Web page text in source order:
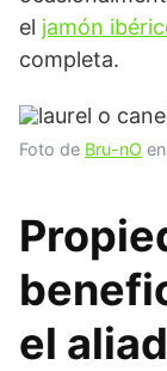
el jamón
completa.
Foto de Bru-nO en
el